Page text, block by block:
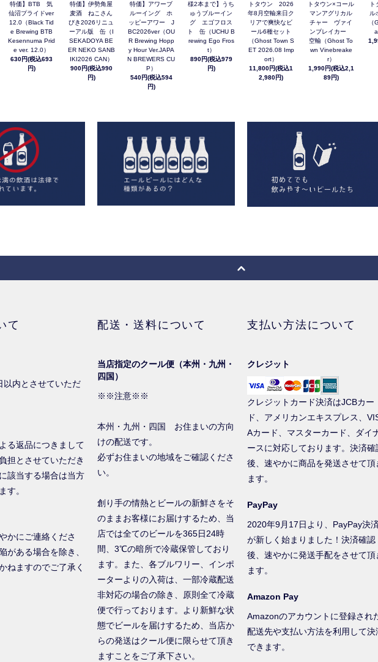
特価】BTB 気
仙沼プライドver
12.0（Black Tid
e Brewing BTB
Kesennuma Prid
e ver. 12.0）
630円(税込693
円)
特価】伊勢角屋
麦酒 ねこさん
びき2026リニュ
ーアル版 缶（I
SEKADOYA BE
ER NEKO SANB
IKI2026 CAN）
900円(税込990
円)
特価】アワーブ
ルーイング ホ
ッピーアワー J
BC2026ver（OU
R Brewing Hopp
y Hour Ver.JAPA
N BREWERS CU
P）
540円(税込594
円)
様2本まで】うち
ゅうブルーイン
グ エゴフロス
ト 缶（UCHU B
rewing Ego Fros
t）
890円(税込979
円)
トタウン 2026
年8月空輸来日ク
リアで爽快なビ
ール6種セット
（Ghost Town S
ET 2026.08 Imp
ort）
11,800円(税込1
2,980円)
トタウン×コール
マンアグリカル
チャー ヴァイ
ンブレイカー
空輸（Ghost To
wn Vinebreake
r）
1,990円(税込2,1
89円)
ル
（
て
以内とさせていただ
る返品につきまして
担とさせていただき
該当する場合は当方
す。
かにご連絡くださ
がある場合を除き、
ねますのでご了承く
配送・送料について
当店指定のクール便（本州・九州・
四国）
※※注意※※
本州・九州・四国 お住まいの方向
けの配送です。
必ずお住まいの地域をご確認くださ
い。
創り手の情熱とビールの新鮮さをそ
のままお客様にお届けするため、当
店では全てのビールを365日24時
間、3℃の暗所で冷蔵保管しており
ます。また、各ブルワリー、インポ
ーターよりの入荷は、一部冷蔵配送
非対応の場合の除き、原則全て冷蔵
便で行っております。より新鮮な状
態でビールを届けするため、当店か
らの発送はクール便に限らせて頂き
ますことをご了承下さい。
支払い方法について
クレジット
クレジットカード決済はJCBカー
ド、アメリカンエキスプレス、
Aカード、マスターカード、ダイ
ースに対応しております。決済確
後、速やかに商品を発送させて頂
ます。
PayPay
2020年9月17日より、PayPay決
が新しく始まりました！決済確認
後、速やかに発送手配をさせて頂
ます。
Amazon Pay
Amazonのアカウントに登録され
配送先や支払い方法を利用して決
できます。